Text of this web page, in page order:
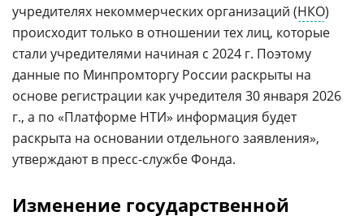
учредителях некоммерческих организаций (НКО)
происходит только в отношении тех лиц, которые
стали учредителями начиная с 2024 г. Поэтому
данные по Минпромторгу России раскрыты на
основе регистрации как учредителя 30 января 2026
г., а по «Платформе НТИ» информация будет
раскрыта на основании отдельного заявления»,
утверждают в пресс-службе Фонда.
Изменение государственной